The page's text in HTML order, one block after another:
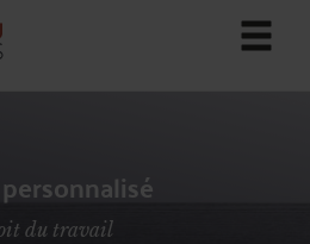
du travail